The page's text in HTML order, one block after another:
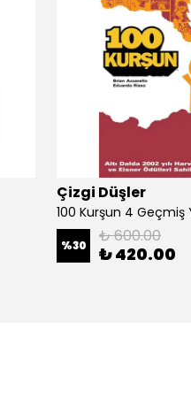
Çizgi Düşler
100 Kurşun 4 Geçmiş
%30 ₺ 600.00
₺ 420.00